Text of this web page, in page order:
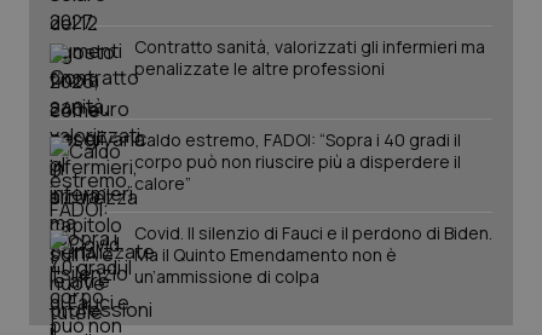
Contratto sanità, valorizzati gli infermieri ma
penalizzate le altre professioni
Caldo estremo, FADOI: “Sopra i 40 gradi il
corpo può non riuscire più a disperdere il
calore”
Covid. Il silenzio di Fauci e il perdono di Biden.
Ma il Quinto Emendamento non è
un’ammissione di colpa
_ga
Google LLC